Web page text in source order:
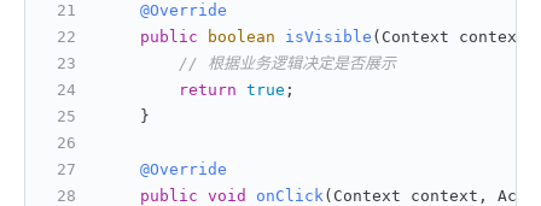
@Override
public
boolean isVisible (Context
// 根据业务逻辑决定是否展示
return true ;
    }
@Override
public void onClick(Context context,